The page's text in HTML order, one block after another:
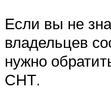
Если вы не
владельцев
нужно
СНТ.